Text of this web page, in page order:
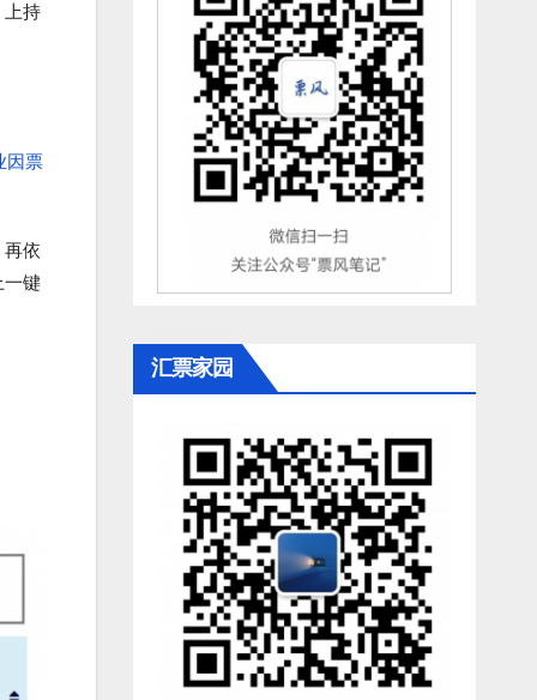
上持
因票
依
一键
汇票家园